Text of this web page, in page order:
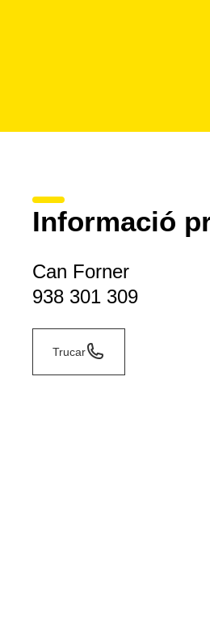
Informació
Can Forner
938 301 309
Trucar